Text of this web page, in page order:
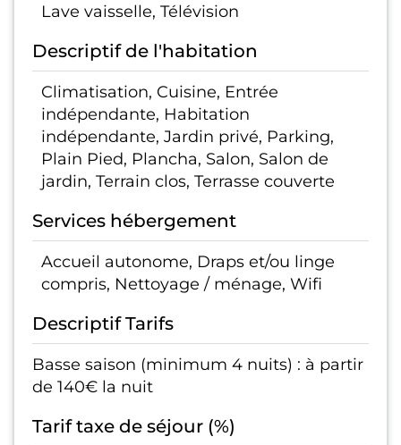
Lave vaisselle, Télévision
Descriptif de l'habitation
Climatisation, Cuisine, Entrée
indépendante, Habitation
indépendante, Jardin privé, Parking,
Plain Pied, Plancha, Salon, Salon de
jardin, Terrain clos, Terrasse couverte
Services hébergement
Accueil autonome, Draps et/ou linge
compris, Nettoyage / ménage, Wifi
Descriptif Tarifs
Basse saison (minimum 4 nuits) : à partir
de 140€ la nuit
Tarif taxe de séjour (%)